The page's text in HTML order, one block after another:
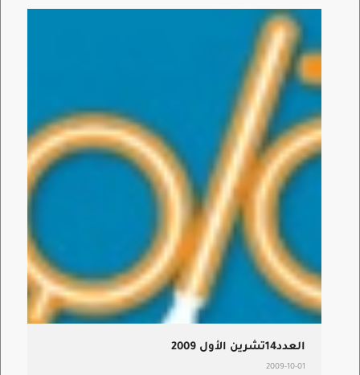
العدد14تشرين الأول 2009
2009-10-01